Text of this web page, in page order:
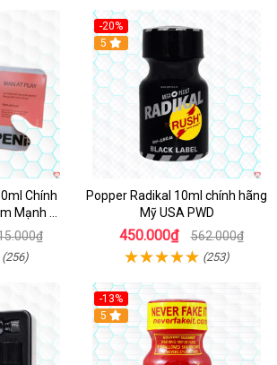
Chính
Mạnh Mẽ
(256)
-20%
5
Popper Radikal 10ml chính hãng
Mỹ USA PWD
450.000₫ 562.000₫
(253)
-13%
Hot
5